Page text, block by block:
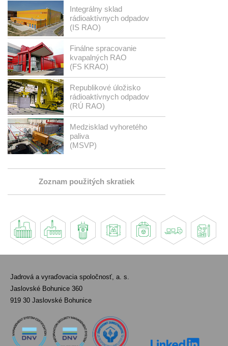
Integrálny sklad
rádioaktívnych odpadov
(IS RAO)
Finálne spracovanie
kvapalných RAO
(FS KRAO)
Republikové úložisko
rádioaktívnych odpadov
(RÚ RAO)
Medzisklad vyhoretého
paliva
(MSVP)
Zoznam použitých skratiek
Jadrová a vyraďovacia spoločnosť, a. s.
Jaslovské Bohunice 360
919 30 Jaslovské Bohunice